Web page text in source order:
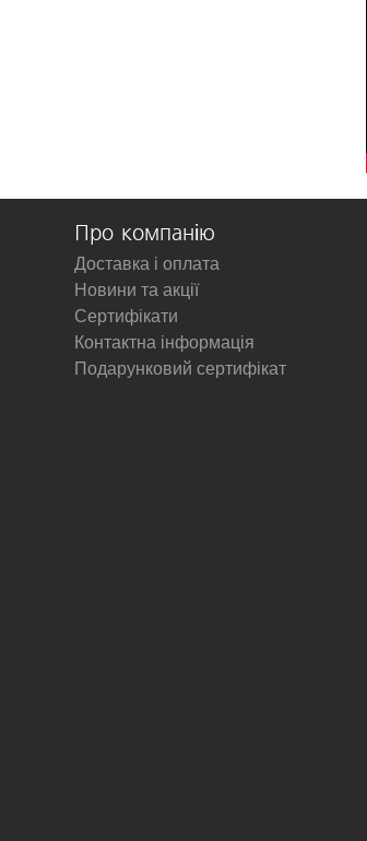
Про компанію
Доставка і оплата
Новини та акції
Сертифікати
Контактна інформація
Подарунковий сертифікат